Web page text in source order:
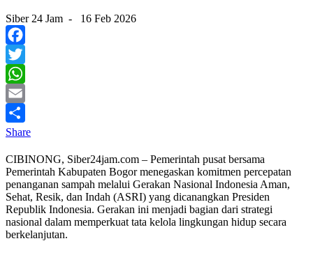
Siber 24 Jam - 16 Feb 2026
Facebook
Twitter
WhatsApp
Email
Share
CIBINONG, Siber24jam.com – Pemerintah pusat bersama
Pemerintah Kabupaten Bogor menegaskan komitmen percepatan
penanganan sampah melalui Gerakan Nasional Indonesia Aman,
Sehat, Resik, dan Indah (ASRI) yang dicanangkan Presiden
Republik Indonesia. Gerakan ini menjadi bagian dari strategi
nasional dalam memperkuat tata kelola lingkungan hidup secara
berkelanjutan.